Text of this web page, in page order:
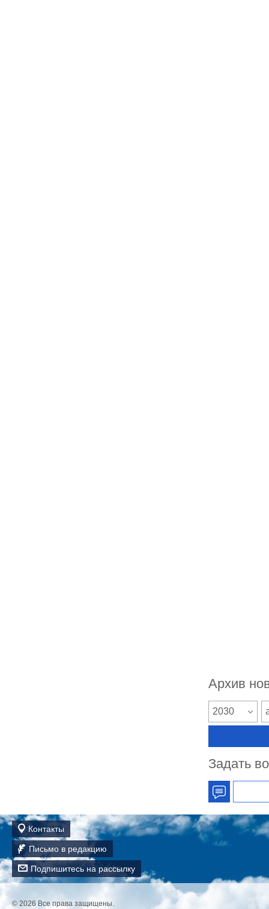
Архив
2030
Задать
Контакты
Письмо в редакцию
Подпишитесь на рассылку
© 2026 Все права защищены.